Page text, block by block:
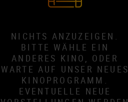
NICHTS ANZUZEIGEN.
BITTE WÄHLE EIN
ANDERES KINO, ODER
WARTE AUF UNSER NEUES
KINOPROGRAMM.
EVENTUELLE NEUE